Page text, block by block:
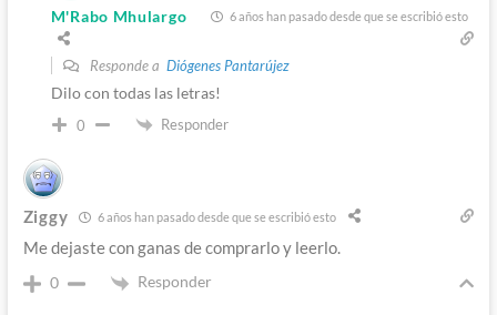
M'Rabo Mhulargo 6 años han pasado desde que se escribió esto
Responde a Diógenes Pantarújez
Dilo con todas las letras!
0 Responder
Ziggy 6 años han pasado desde que se escribió esto
Me dejaste con ganas de comprarlo y leerlo.
0 Responder